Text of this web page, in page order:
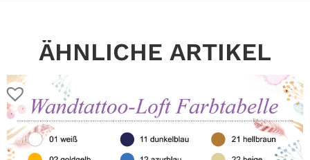
ÄHNLICHE ARTIKEL